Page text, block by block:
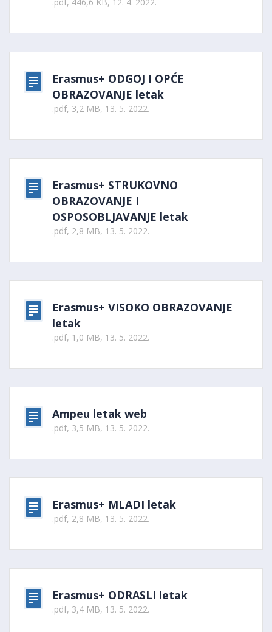
Erasmus+ ODGOJ I OPĆE
OBRAZOVANJE letak
.pdf, 3,2 MB, 13. 5. 2022.
Erasmus+ STRUKOVNO
OBRAZOVANJE I
OSPOSOBLJAVANJE letak
.pdf, 2,8 MB, 13. 5. 2022.
Erasmus+ VISOKO OBRAZOVANJE
letak
.pdf, 1,0 MB, 13. 5. 2022.
Ampeu letak web
.pdf, 3,5 MB, 13. 5. 2022.
Erasmus+ MLADI letak
.pdf, 2,8 MB, 13. 5. 2022.
Erasmus+ ODRASLI letak
.pdf, 3,4 MB, 13. 5. 2022.